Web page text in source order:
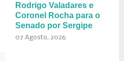
Rodrigo Valadares e
Coronel Rocha para o
Senado por Sergipe
07 Agosto, 2026